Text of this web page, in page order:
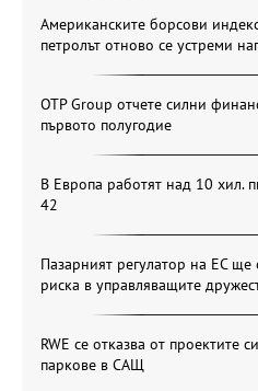
Американските борсови
петролът отново се устреми
OTP Group отчете силни
първото полугодие
В Европа работят над 10 хил.
42
Пазарният регулатор на ЕС
риска в управляващите
RWE се отказва от проектите
паркове в САЩ